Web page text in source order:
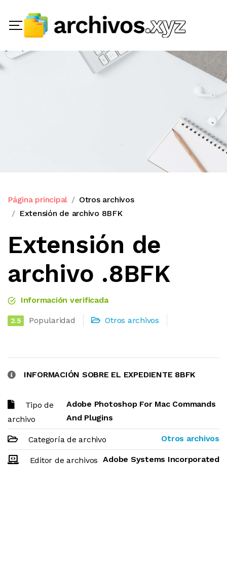
Página principal
Otros archivos
Extensión de archivo 8BFK
Extensión de
archivo .8BFK
Información verificada
2.5 Popularidad Otros archivos
INFORMACIÓN SOBRE EL EXPEDIENTE 8BFK
Tipo de
archivo
Adobe Photoshop For Mac Commands
And Plugins
Categoría de archivo Otros archivos
Editor de archivos Adobe Systems Incorporated